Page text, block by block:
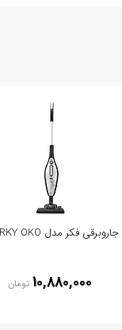
جاروبرقی فکر مدل STARKY OKO
10,880,000 تومان